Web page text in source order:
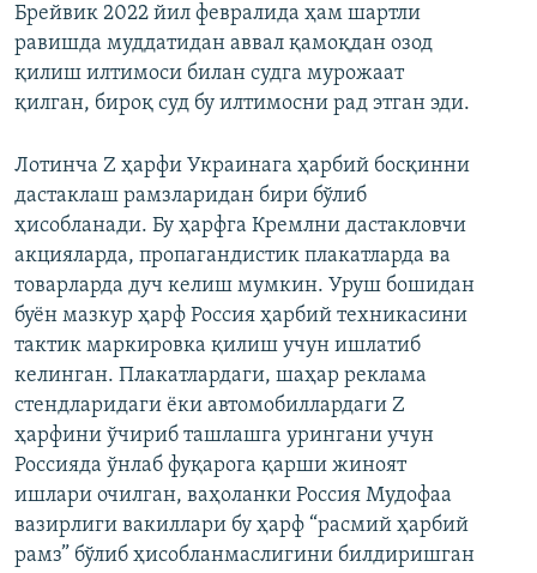
Брейвик 2022 йил февралида ҳам шартли
равишда муддатидан аввал қамоқдан озод
қилиш илтимоси билан судга мурожаат
қилган, бироқ суд бу илтимосни рад этган эди.
Лотинча Z ҳарфи Украинага ҳарбий босқинни
дастаклаш рамзларидан бири бўлиб
ҳисобланади. Бу ҳарфга Кремлни дастакловчи
акцияларда, пропагандистик плакатларда ва
товарларда дуч келиш мумкин. Уруш бошидан
буён мазкур ҳарф Россия ҳарбий техникасини
тактик маркировка қилиш учун ишлатиб
келинган. Плакатлардаги, шаҳар реклама
стендларидаги ёки автомобиллардаги Z
ҳарфини ўчириб ташлашга урингани учун
Россияда ўнлаб фуқарога қарши жиноят
ишлари очилган, ваҳоланки Россия Мудофаа
вазирлиги вакиллари бу ҳарф “расмий ҳарбий
рамз” бўлиб ҳисобланмаслигини билдиришган